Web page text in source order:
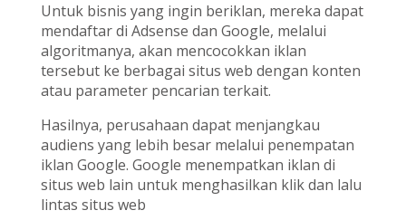
Untuk bisnis yang ingin beriklan, mereka dapat
mendaftar di Adsense dan Google, melalui
algoritmanya, akan mencocokkan iklan
tersebut ke berbagai situs web dengan konten
atau parameter pencarian terkait.
Hasilnya, perusahaan dapat menjangkau
audiens yang lebih besar melalui penempatan
iklan Google. Google menempatkan iklan di
situs web lain untuk menghasilkan klik dan lalu
lintas situs web